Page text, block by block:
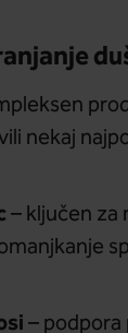
nekaj
– ključen za
–